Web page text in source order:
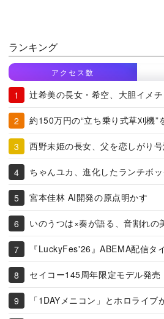
ランキング
アクセス数
辻希美の長女・希空、大胆イメ
約150万円の“立ち乗り式草刈機”
西野未姫の長女、父を恋しがり号
ちゃんユカ、進化したランチボ
宮本佳林 AI開発の原点明かす
いのうつは×奏が語る、音割れの
『LuckyFes'26』ABEMA配信タ
セイコー145周年限定モデル発売
「1DAYメニコン」とホロライブ